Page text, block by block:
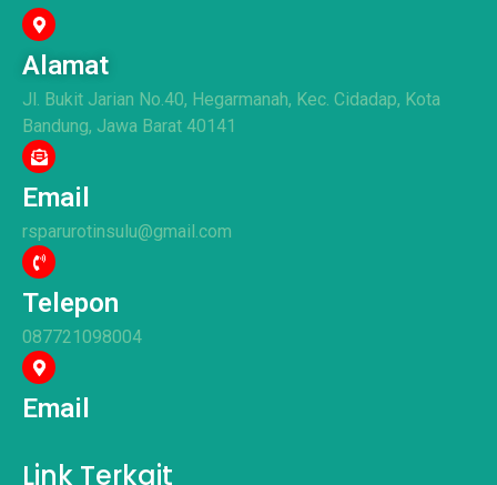
Alamat
Jl. Bukit Jarian No.40, Hegarmanah, Kec. Cidadap, Kota
Bandung, Jawa Barat 40141
Email
rsparurotinsulu@gmail.com
Telepon
087721098004
Email
Link Terkait